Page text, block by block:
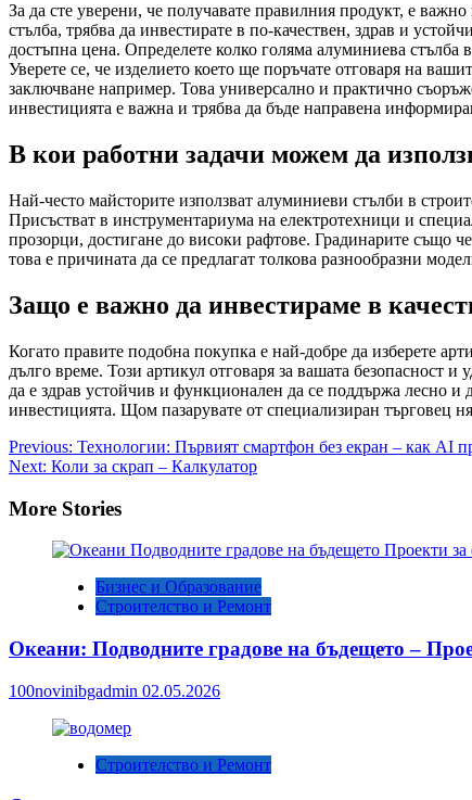
За да сте уверени, че получавате правилния продукт, е
стълба, трябва да инвестирате в по-качествен, здрав и
достъпна цена. Определете колко голяма алуминиева
Уверете се, че изделието което ще поръчате отговаря на
заключване например. Това универсално и практично
инвестицията е важна и трябва да бъде направена
В кои работни задачи можем да
Най-често майсторите използват алуминиеви стълби в
Присъстват в инструментариума на електротехници и
прозорци, достигане до високи рафтове. Градинарите също
това е причината да се предлагат толкова разнообразни
Защо е важно да инвестираме в
Когато правите подобна покупка е най-добре да изберете
дълго време. Този артикул отговаря за вашата безопасност
да е здрав устойчив и функционален да се поддържа лесно
инвестицията. Щом пазарувате от специализиран търговец
Post
navigation
Previous: Технологии: Първият смартфон без екран – как AI
Next: Коли за скрап – Калкулатор
More Stories
Бизнес и Образование
Строителство и Ремонт
Океани: Подводните градове на бъдещето –
100novinibgadmin 02.05.2026
Строителство и Ремонт